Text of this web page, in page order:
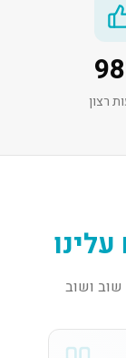
98
רצון
שוב ושוב